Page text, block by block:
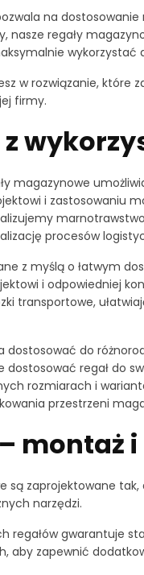
na
nasze regały
w rozwiązanie,
firmy.
magazynowe
i zastosowaniu
procesów
z myślą o łatwym
i odpowiedniej
transportowe,
dostosować do
dostosować regał
rozmiarach i
przestrzeni
montaż
są zaprojektowane
narzędzi.
regałów gwarantuje
aby zapewnić